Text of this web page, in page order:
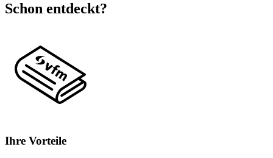
Schon entdeckt?
Ihre Vorteile